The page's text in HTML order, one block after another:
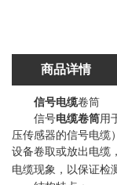
商品详情
信号电缆卷筒
信号电缆卷筒用
压传感器的信号电缆
设备卷取或放出电缆
电缆现象，以保证检